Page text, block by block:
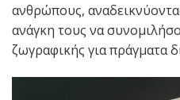
ανθρώπους,
ανάγκη τους να
ζωγραφικής για πράγματα